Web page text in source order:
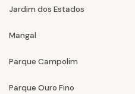
Jardim dos Estados
Mangal
Parque Campolim
Parque Ouro Fino